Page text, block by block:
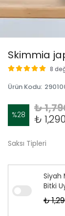
Skimmia
8
Ürün Kodu:
%28
₺
₺
Saksı Tipleri
Siyah
Bitki
₺